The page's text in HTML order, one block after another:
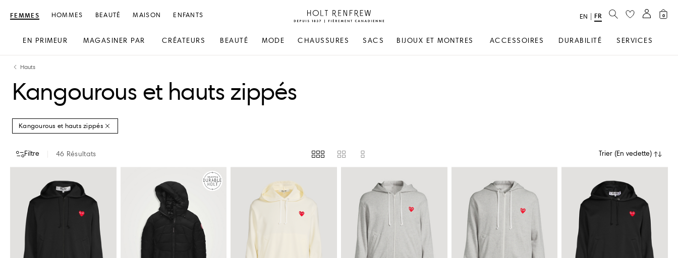
Fierement
FEMMES
EN PRIMEUR MAGASINER PAR CRÉATEURS BEAUTÉ MODE CHAUSSURES SACS BIJOUX ET MONTRES ACCESSOIRES DURABILITÉ SERVICES
HOMMES BEAUTÉ MAISON ENFANTS text.language
EN FR RECHERCHER
0
Hauts
Kangourous et hauts zippés
Kangourous et hauts zippés
Filtre 46 Résultats Trier (En vedette)
CRÉATEURSCOULEUR TAILLE DE VÊTEMENTS DISPONIBILITÉ EN MAGASIN
ALEXANDER WANG
BRUNELLO CUCINELLI
BURBERRY
COMME DES GARÇONS PLAY
MONCLER
MONCLER GRENOBLE
MOOSE KNUCKLES
PLEATS PLEASE ISSEY MIYAKE
RICK OWENS
SACAI
SPORTY & RICH